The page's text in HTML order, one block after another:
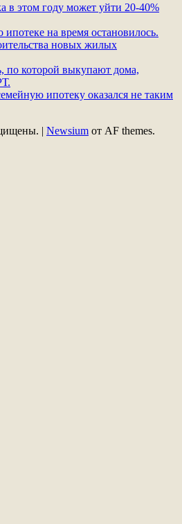
в этом году может уйти 20-40%
на время остановилось.
новых жилых
по которой выкупают дома,
ипотеку оказался не таким
| Newsium от AF themes.